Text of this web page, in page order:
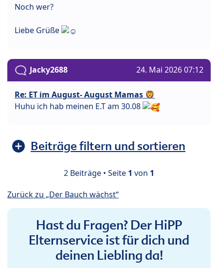
Noch wer?
Liebe Grüße
Jacky2688 24. Mai 2026 07:12
Re: ET im August- August Mamas 🦁
Huhu ich hab meinen E.T am 30.08
Beiträge filtern und sortieren
2 Beiträge • Seite 1 von 1
Zurück zu „Der Bauch wächst“
Hast du Fragen? Der HiPP
Elternservice ist für dich und
deinen Liebling da!